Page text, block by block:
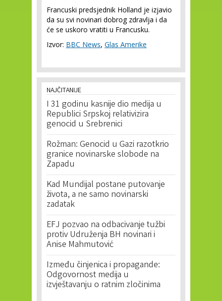
Francuski predsjednik Holland je izjavio
da su svi novinari dobrog zdravlja i da
će se uskoro vratiti u Francusku.
Izvor: BBC News, Glas Amerike
NAJČITANIJE
I 31 godinu kasnije dio medija u
Republici Srpskoj relativizira
genocid u Srebrenici
Rožman: Genocid u Gazi razotkrio
granice novinarske slobode na
Zapadu
Kad Mundijal postane putovanje
života, a ne samo novinarski
zadatak
EFJ pozvao na odbacivanje tužbi
protiv Udruženja BH novinari i
Anise Mahmutović
Između činjenica i propagande:
Odgovornost medija u
izvještavanju o ratnim zločinima